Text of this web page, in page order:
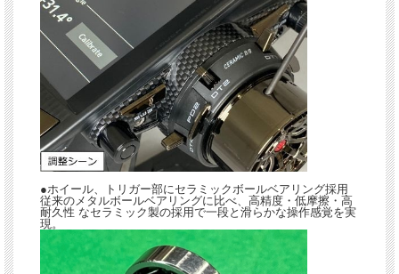
●ホイール、トリガー部にセラミックボールベアリング採用
従来のメタルボールベアリングに比べ、高精度・低摩擦・高
耐久性 なセラミック製の採用で一段と滑らかな操作感覚を実
現。